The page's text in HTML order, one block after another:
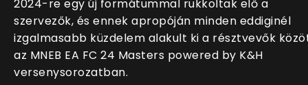
2024-re egy új formátummal rukkoltak elő a
szervezők, és ennek apropóján minden eddiginél
izgalmasabb küzdelem alakult ki a résztvevők
az MNEB EA FC 24 Masters powered by K&H
versenysorozatban.